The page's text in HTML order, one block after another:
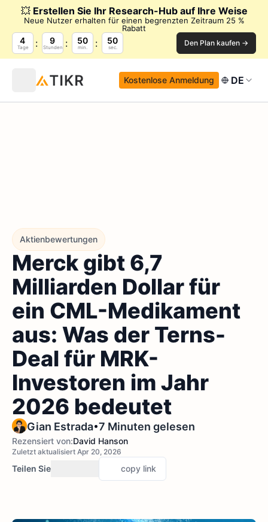
💥 Erstellen Sie Ihr Research-Hub auf Ihre Weise
Neue Nutzer erhalten für einen begrenzten Zeitraum 25 %
Rabatt
4
Tage
9
Stunden
50
min.
48
sec. Den Plan kaufen →
Kostenlose Anmeldung DE
Aktienbewertungen
Merck gibt 6,7
Milliarden Dollar für
ein CML-Medikament
aus: Was der Terns-
Deal für MRK-
Investoren im Jahr
2026 bedeutet
Gian Estrada•7 Minuten gelesen
Rezensiert von:David Hanson
Zuletzt aktualisiert Apr 20, 2026
Teilen Sie copy link